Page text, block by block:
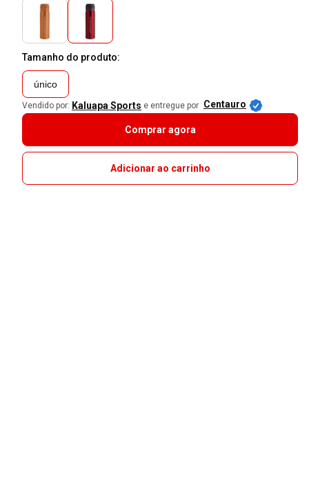
Tamanho do produto:
único
Vendido por: Kaluapa Sports e entregue por Centauro
Comprar agora
Adicionar ao carrinho